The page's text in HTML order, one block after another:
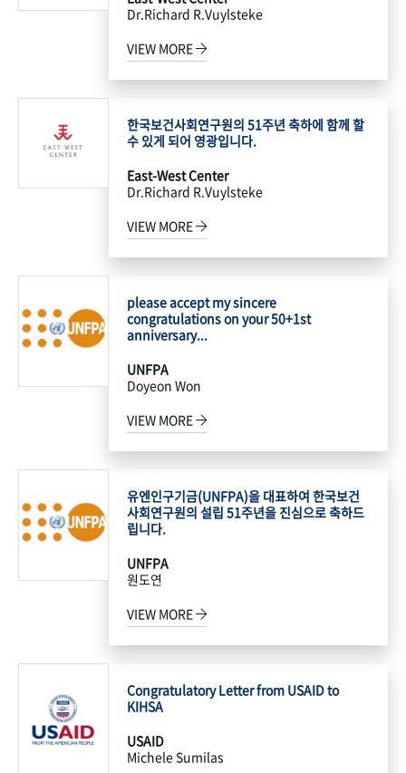
Dr.Richard R.Vuylsteke
VIEW MORE
한국보건사회연구원의 51주년 축하에 함께 할
수 있게 되어 영광입니다.
East-West Center
Dr.Richard R.Vuylsteke
VIEW MORE
please accept my sincere
congratulations on your 50+1st
anniversary...
UNFPA
Doyeon Won
VIEW MORE
유엔인구기금(UNFPA)을 대표하여 한국보건
사회연구원의 설립 51주년을 진심으로 축하드
립니다.
UNFPA
원도연
VIEW MORE
Congratulatory Letter from USAID to
KIHSA
USAID
Michele Sumilas